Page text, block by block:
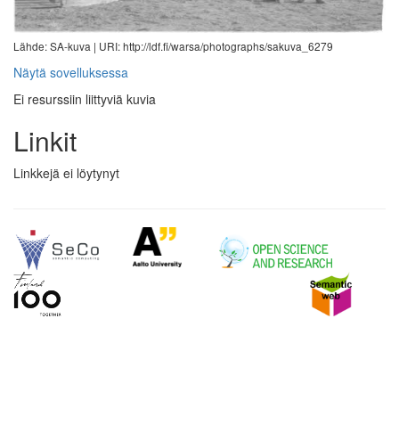
Lähde: SA-kuva | URI: http://ldf.fi/warsa/photographs/sakuva_6279
Näytä sovelluksessa
Ei resurssiin liittyviä kuvia
Linkit
Linkkejä ei löytynyt